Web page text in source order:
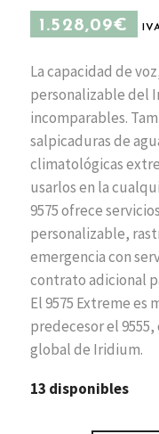
1.528,09€
La capacidad de
personalizable del
incomparables.
salpicaduras de
climatológicas
usarlos en la
9575 ofrece
personalizable,
emergencia con
contrato adicional
El 9575 Extreme es
predecesor el
global de Iridium.
13 disponibles